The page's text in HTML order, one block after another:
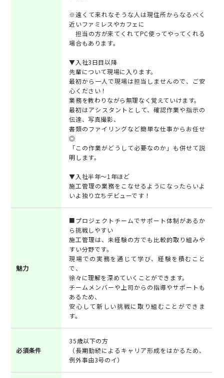
※遠くて来れなそうな人は現住所からなるべく
近いファミレスやカフェに
担当の方が来てくれてPC使ってやってくれる
場合もあります。
▼入社3日目以降
先輩について現場に入ります。
最初から一人で現場は担当しませんので、ご安
心ください！
業務を教わりながら無理なく覚えていけます。
最初はアシスタントとして、確認作業や指示の
伝達、写真撮影、
書類のファイリングなど簡単な仕事からお任せ
◎
「この作業がどうして必要なのか」も併せて説
明します。
▼入社半年～1年ほど
施工管理の業務をこなせるようになったらいよ
いよ独り立ちデビューです！
魅力
■プロジェクトチームでサポート体制があるか
ら挑戦しやすい
施工管理は、未経験の方でも比較的取り組みや
すい分野です。
現場での実務を通じて学び、経験を積むこと
で、
徐々に理解を深めていくことができます。
チームメンバーや上司からの指導やサポートも
あるため、
安心して新しい挑戦に取り組むことができま
す。
必須条件
35歳以下の方
（長期勤続によるキャリア形成をはかるため、
例外事由3号のイ）